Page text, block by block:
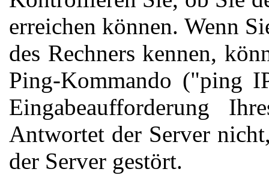
erreichen können. Wenn
des Rechners kennen,
Ping-Kommando ("ping
Eingabeaufforderung
Antwortet der Server
der Server gestört.